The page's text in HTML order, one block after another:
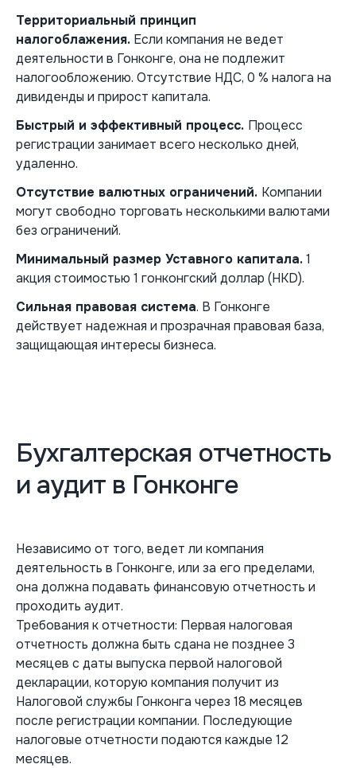
Территориальный принцип
налогоблажения. Если компания не ведет
деятельности в Гонконге, она не подлежит
налогообложению. Отсутствие НДС, 0 % налога на
дивиденды и прирост капитала.
Быстрый и эффективный процесс. Процесс
регистрации занимает всего несколько дней,
удаленно.
Отсутствие валютных ограничений. Компании
могут свободно торговать несколькими валютами
без ограничений.
Минимальный размер Уставного капитала.1
акция стоимостью 1 гонконгский доллар (HKD).
Сильная правовая система. В Гонконге
действует надежная и прозрачная правовая база,
защищающая интересы бизнеса.
Бухгалтерская отчетность
и аудит в Гонконге
Независимо от того, ведет ли компания
деятельность в Гонконге, или за его пределами,
она должна подавать финансовую отчетность и
проходить аудит.
Требования к отчетности: Первая налоговая
отчетность должна быть сдана не позднее 3
месяцев с даты выпуска первой налоговой
декларации, которую компания получит из
Налоговой службы Гонконга через 18 месяцев
после регистрации компании. Последующие
налоговые отчетности подаются каждые 12
месяцев.